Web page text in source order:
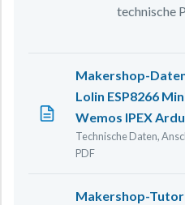
technische
Makershop-
Lolin ESP8266
Wemos IPEX
Technische Daten,
PDF
Makershop-